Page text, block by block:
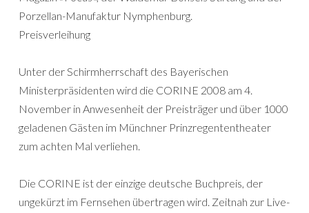
Porzellan-Manufaktur Nymphenburg.
Preisverleihung
Unter der Schirmherrschaft des Bayerischen
Ministerpräsidenten wird die CORINE 2008 am 4.
November in Anwesenheit der Preisträger und über 1000
geladenen Gästen im Münchner Prinzregententheater
zum achten Mal verliehen.
Die CORINE ist der einzige deutsche Buchpreis, der
ungekürzt im Fernsehen übertragen wird. Zeitnah zur Live-